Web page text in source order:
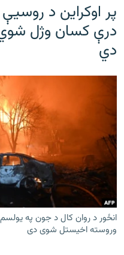
پر اوکراین د روسیې
درې کسان وژل شوي
دي
انځور د روان کال د جون په
وروسته اخیستل شوی دی